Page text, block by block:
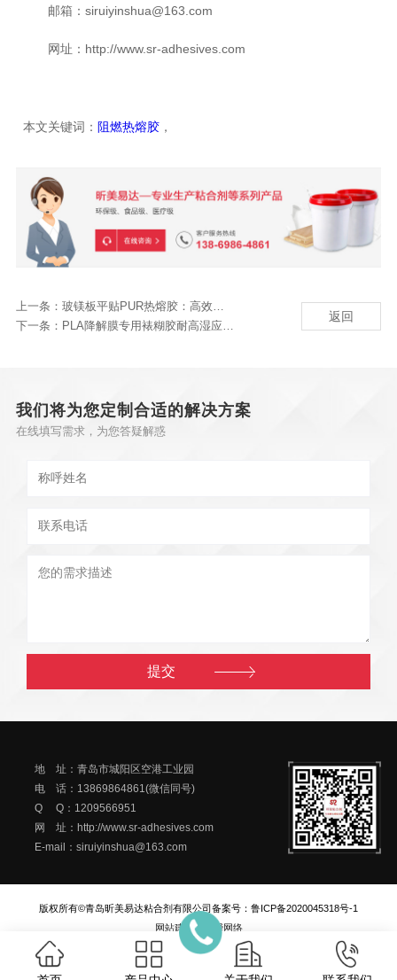
邮箱：siruiyinshua@163.com
网址：http://www.sr-adhesives.com
本文关键词： 阻燃热熔胶 ，
上一条： 玻镁板平贴PUR热熔胶：高效覆膜新选择
下一条： PLA降解膜专用裱糊胶耐高湿应用方案
返回
我们将为您定制合适的解决方案
在线填写需求，为您答疑解惑
地 址：青岛市城阳区空港工业园
电 话：13869864861(微信同号)
Q Q：1209566951
网 址：http://www.sr-adhesives.com
E-mail：siruiyinshua@163.com
版权所有©青岛昕美易达粘合剂有限公司备案号： 鲁ICP备2020045318号-1
网站建设 ： 一瞬网络